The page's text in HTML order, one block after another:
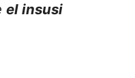
el insusi